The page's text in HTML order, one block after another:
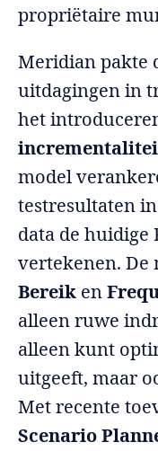
propriëtaire
Meridian pakte
uitdagingen in
het
model
testresultaten
data de huidige
vertekenen. De
Bereik en
alleen ruwe
alleen kunt
uitgeeft, maar
Met recente
Scenario